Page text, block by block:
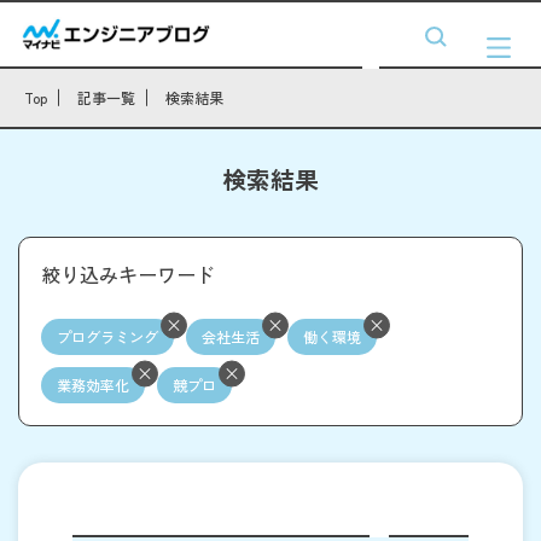
Top 記事一覧 検索結果
検索結果
絞り込みキーワード
プログラミング 会社生活 働く環境
業務効率化 競プロ